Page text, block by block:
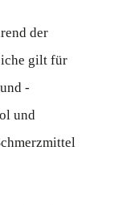
der
gilt für
-
und